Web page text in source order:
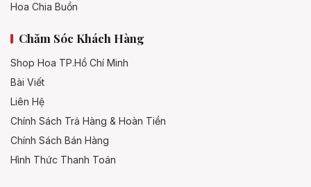
Hoa Chia Buồn
Chăm Sóc Khách Hàng
Shop Hoa TP.Hồ Chí Minh
Bài Viết
Liên Hệ
Chính Sách Trả Hàng & Hoàn Tiền
Chính Sách Bán Hàng
Hình Thức Thanh Toán